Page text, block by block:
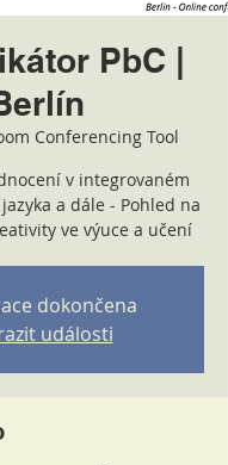
PbC |
Conferencing Tool
v integrovaném
a dále - Pohled na
ve výuce a učení
dokončena
události